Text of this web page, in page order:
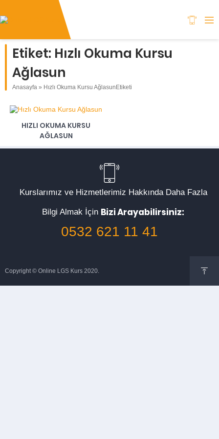
Etiket: Hızlı Okuma Kursu
Ağlasun
Anasayfa » Hızlı Okuma Kursu AğlasunEtiketi
HIZLI OKUMA KURSU
AĞLASUN
Kurslarımız ve Hizmetlerimiz Hakkında Daha Fazla
Bilgi Almak İçin Bizi Arayabilirsiniz:
0532 621 11 41
Copyright © Online LGS Kurs 2020.